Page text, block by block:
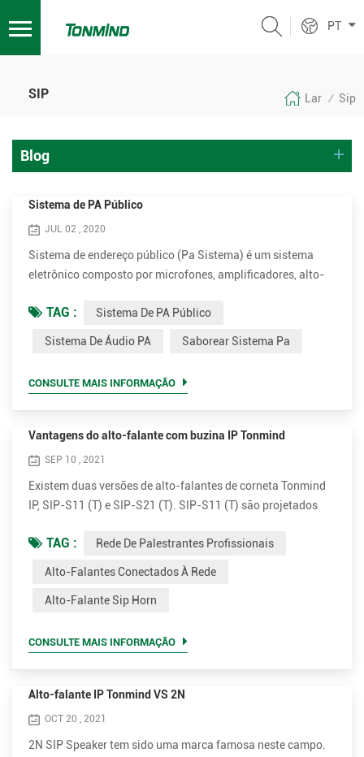
PT
SIP Lar / Sip
Blog
Sistema de PA Público
JUL 02 , 2020
Sistema de endereço público (Pa Sistema) é um sistema
eletrônico composto por microfones, amplificadores, alto-
aparente (volume) de uma voz humana, instrumento
musical ou outra fonte de som acústico ou som gravado ou
suficientemente...
TAG : Sistema De PA Público
Sistema De Áudio PA Saborear Sistema Pa
CONSULTE MAIS INFORMAÇÃO
Vantagens do alto-falante com buzina IP Tonmind
SEP 10 , 2021
Existem duas versões de alto-falantes de corneta Tonmind
IP, SIP-S11 (T) e SIP-S21 (T). SIP-S11 (T) são projetados
aparência redonda cinza. Ambas as versões possuem
amplificadores de 15W e 30W opcionais. Conecte e
horn são muito simples de instalar. Suporta PoE (Power
TAG : Rede De Palestrantes Profissionais
Alto-Falantes Conectados À Rede
Alto-Falante Sip Horn
CONSULTE MAIS INFORMAÇÃO
Alto-falante IP Tonmind VS 2N
OCT 20 , 2021
2N SIP Speaker tem sido uma marca famosa neste campo.